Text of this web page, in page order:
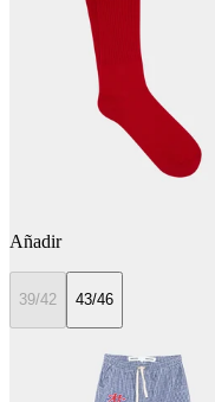
Añadir
39/42 43/46